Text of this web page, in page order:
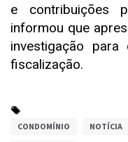
e contribuições
informou que
investigação
fiscalização.
CONDOMÍNIO NOTÍCIA